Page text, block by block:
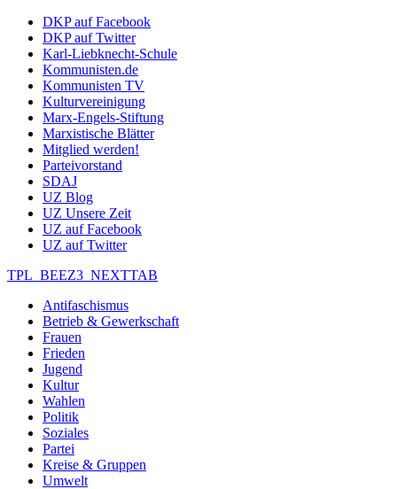
DKP auf Facebook
DKP auf Twitter
Karl-Liebknecht-Schule
Kommunisten.de
Kommunisten TV
Kulturvereinigung
Marx-Engels-Stiftung
Marxistische Blätter
Mitglied werden!
Parteivorstand
SDAJ
UZ Blog
UZ Unsere Zeit
UZ auf Facebook
UZ auf Twitter
TPL_BEEZ3_NEXTTAB
Antifaschismus
Betrieb & Gewerkschaft
Frauen
Frieden
Jugend
Kultur
Wahlen
Politik
Soziales
Partei
Kreise & Gruppen
Umwelt